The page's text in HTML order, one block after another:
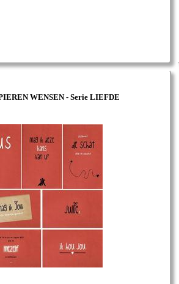
WENSEN - Serie LIEFDE